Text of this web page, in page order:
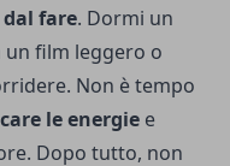
fare. Dormi un
un film leggero o
Non è tempo
le energie e
Dopo tutto, non